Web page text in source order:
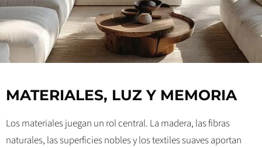
MATERIALES, LUZ Y MEMORIA
Los materiales juegan un rol central. La madera, las fibras
naturales, las superficies nobles y los textiles suaves aportan